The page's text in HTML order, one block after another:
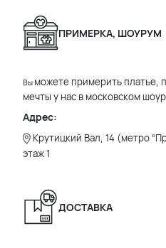
ПРИМЕРКА, ШОУРУМ
Вы можете примерить платье,
мечты у нас в московском
Адрес:
Крутицкий Вал, 14 (метро
этаж 1
ДОСТАВКА